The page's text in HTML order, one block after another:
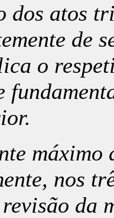
dos atos
de
o
máximo
nos
da